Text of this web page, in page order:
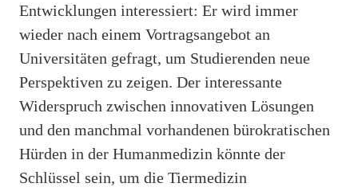
Entwicklungen interessiert: Er wird immer
wieder nach einem Vortragsangebot an
Universitäten gefragt, um Studierenden neue
Perspektiven zu zeigen. Der interessante
Widerspruch zwischen innovativen Lösungen
und den manchmal vorhandenen bürokratischen
Hürden in der Humanmedizin könnte der
Schlüssel sein, um die Tiermedizin